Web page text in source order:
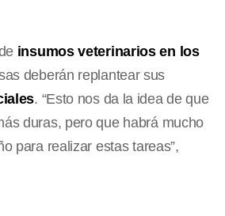
insumos veterinarios en los
deberán replantear sus
. “Esto nos da la idea de que
duras, pero que habrá mucho
para realizar estas tareas”,